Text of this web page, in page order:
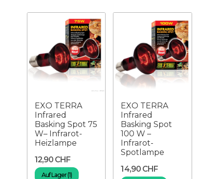
EXO TERRA
Infrared
Basking Spot 75
W– Infrarot-
Heizlampe
12,90 CHF
Auf Lager (1)
EXO TERRA
Infrared
Basking Spot
100 W –
Infrarot-
Spotlampe
14,90 CHF